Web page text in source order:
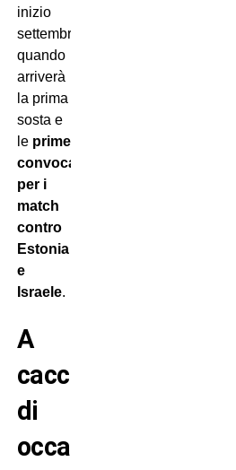
inizio
settembre,
quando
arriverà
la prima
sosta e
le prime
convocazioni
per i
match
contro
Estonia
e
Israele.
A
caccia
di
occasioni!